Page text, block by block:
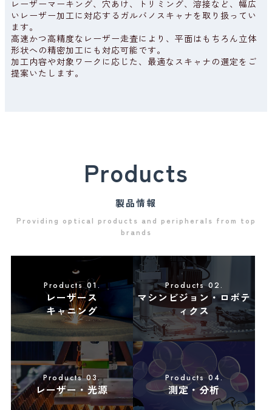
2025.05.01 イベント
Photonix大阪（接着・接合展）2025 出展のお知らせ
OPIE’25 / レーザーEXPO出展中！！！
イベント
OPIE’25 / レーザーEXPO 出展のお知らせ
2025.04.14 イベント
CeramOptec社 光ファイバー製品の出展社セミナーにつ
いて＠OPIE'25(レーザーEXPO)
レーザーマーキング、穴あけ、トリミング、溶接など、幅広
いレーザー加工に対応するガルバノスキャナを取り扱ってい
ます。
高速かつ高精度なレーザー走査により、平面はもちろん立体
形状への精密加工にも対応可能です。
加工内容や対象ワークに応じた、最適なスキャナの選定をご
提案いたします。
Products
製品情報
Providing optical products and peripherals from top
brands
Products 01.
レーザース
キャニング
Products 02.
マシンビジョン・ロボテ
ィクス
Products 03.
レーザー・光源
Products 04.
測定・分析